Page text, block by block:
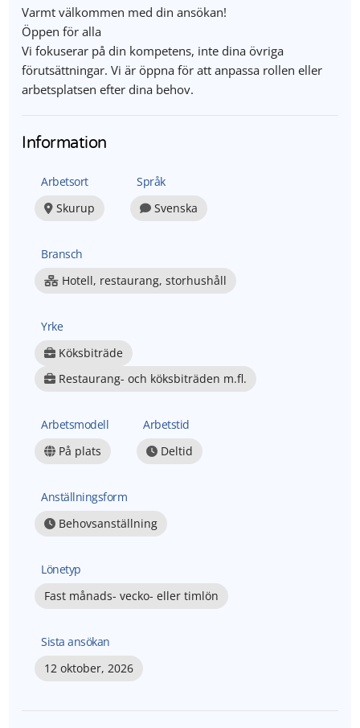
Varmt välkommen med din ansökan!
Öppen för alla
Vi fokuserar på din kompetens, inte dina övriga
förutsättningar. Vi är öppna för att anpassa rollen eller
arbetsplatsen efter dina behov.
Information
Arbetsort
Skurup
Språk
Svenska
Bransch
Hotell, restaurang, storhushåll
Yrke
Köksbiträde
Restaurang- och köksbiträden m.fl.
Arbetsmodell
På plats
Arbetstid
Deltid
Anställningsform
Behovsanställning
Lönetyp
Fast månads- vecko- eller timlön
Sista ansökan
12 oktober, 2026